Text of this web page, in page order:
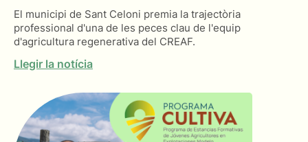
El municipi de Sant Celoni premia la trajectòria
professional d'una de les peces clau de l'equip
d'agricultura regenerativa del CREAF.
Llegir la notícia